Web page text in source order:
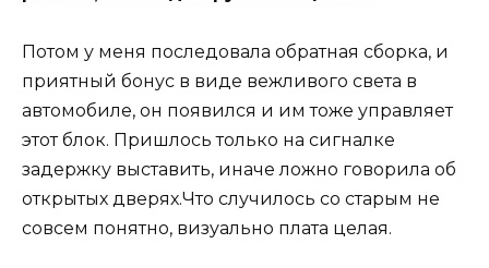
Потом у меня последовала обратная сборка, и
приятный бонус в виде вежливого света в
автомобиле, он появился и им тоже управляет
этот блок. Пришлось только на сигналке
задержку выставить, иначе ложно говорила об
открытых дверях.Что случилось со старым не
совсем понятно, визуально плата целая.